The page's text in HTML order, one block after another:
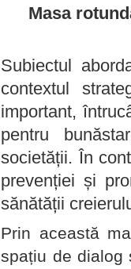
Masa
Subiectul
contextul
important,
pentru
societății. În
prevenției și
sănătății
Prin această
spațiu de dialog